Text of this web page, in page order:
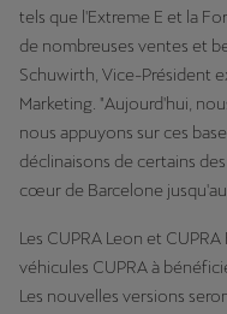
tels que l'Extreme E et la
de nombreuses ventes et
Schuwirth, Vice-Président
Marketing. "Aujourd'hui,
nous appuyons sur ces
déclinaisons de certains
cœur de Barcelone
Les CUPRA Leon et
véhicules CUPRA à
Les nouvelles versions